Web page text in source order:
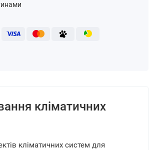
кліматичних
кліматичних систем для